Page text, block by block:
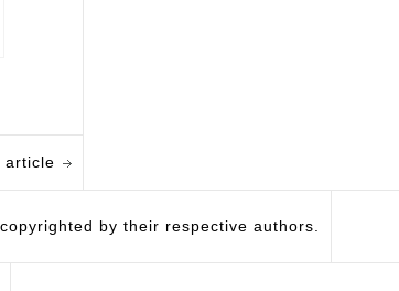
article
by their respective authors.